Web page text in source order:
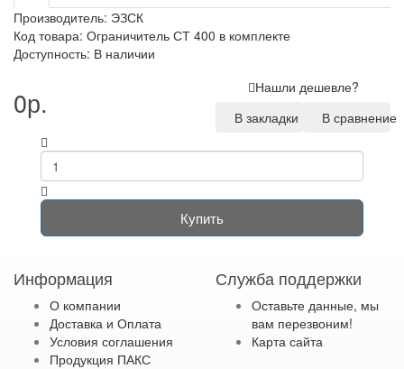
Производитель: ЭЗСК
Код товара: Ограничитель СТ 400 в комплекте
Доступность: В наличии
0р.
Нашли дешевле?
В закладки
В сравнение
Купить
Информация
О компании
Доставка и Оплата
Условия соглашения
Продукция ПАКС
Служба поддержки
Оставьте данные, мы
вам перезвоним!
Карта сайта